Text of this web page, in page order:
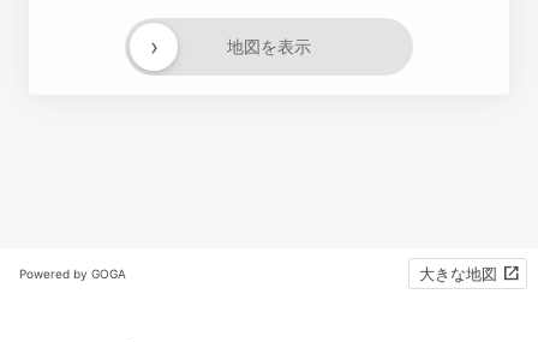
地図を表示
›
Powered by GOGA 大きな地図